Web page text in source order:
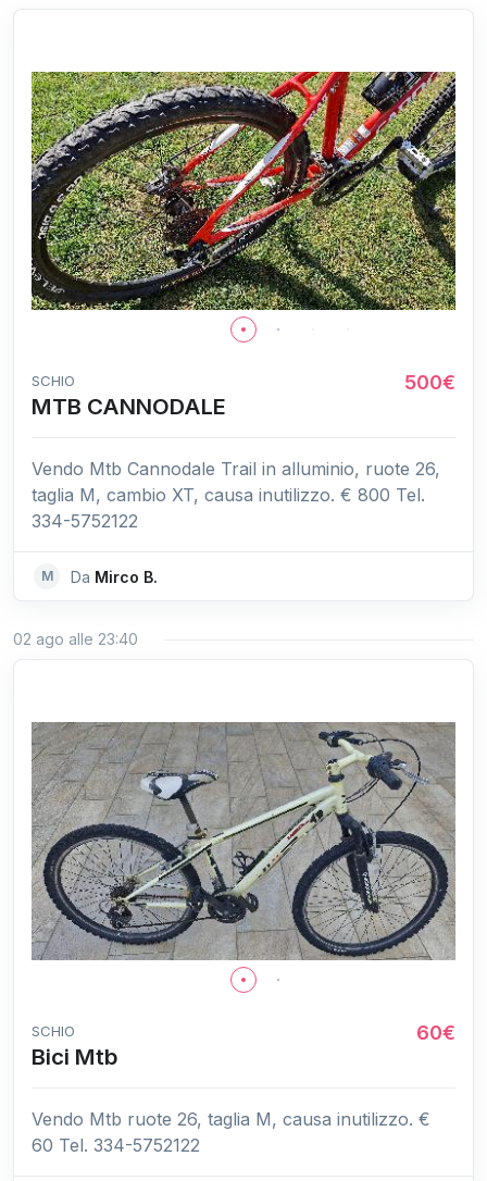
SCHIO 500€
MTB CANNODALE
Vendo Mtb Cannodale Trail in alluminio, ruote 26,
taglia M, cambio XT, causa inutilizzo. € 800 Tel.
334-5752122
M Da Mirco B.
02 ago alle 23:40
SCHIO 60€
Bici Mtb
Vendo Mtb ruote 26, taglia M, causa inutilizzo. €
60 Tel. 334-5752122